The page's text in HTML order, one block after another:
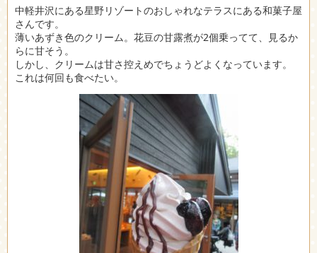
中軽井沢にある星野リゾートのおしゃれなテラスにある和菓子屋
さんです。
薄いあずき色のクリーム。花豆の甘露煮が2個乗ってて、見るか
らに甘そう。
しかし、クリームは甘さ控えめでちょうどよくなっています。
これは何回も食べたい。